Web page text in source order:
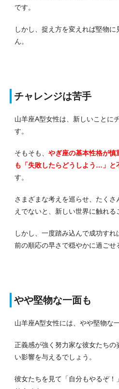
です。
しかし、捉え方を変えれば堅物
ん。
チャレンジは苦手
山羊座A型女性は、新しいことに
す。
そもそも、 やぎ座の基本性格が慎
も「失敗したらどうしよう…」と
す。
さまざまな考えを巡らせ、たくさ
えでないと、新しい世界に触れる
しかし、一度踏み込んで成功す
前の順応の早さで穏やかに過ごせ
やや堅物な一面も
山羊座A型女性には、やや堅物な
正義感が強く努力家な彼女たちの
い影響を与えるでしょう。
彼女たちを見て「自分もやるぞ！